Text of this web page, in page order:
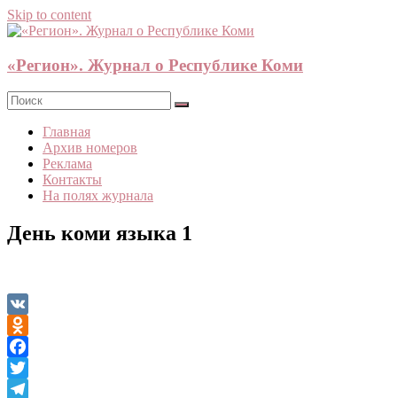
Skip to content
«Регион». Журнал о Республике Коми
Главная
Архив номеров
Реклама
Контакты
На полях журнала
День коми языка 1
VK
Odnoklassniki
Facebook
Twitter